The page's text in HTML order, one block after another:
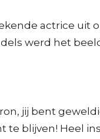
actrice uit
werd het
jij bent
te blijven! Heel